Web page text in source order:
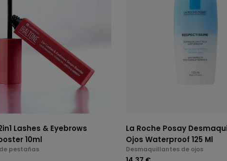
Lashes & Eyebrows
10ml
pestañas
La Roche Posay
Ojos Waterproof 125 Ml
Desmaquillantes de ojos